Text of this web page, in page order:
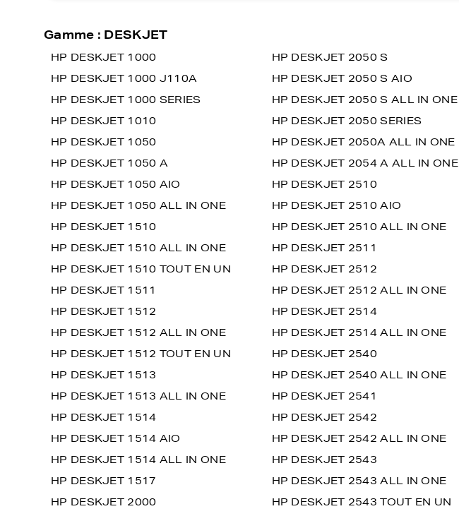
Gamme : DESKJET
HP DESKJET 1000
HP DESKJET 1000 J110A
HP DESKJET 1000 SERIES
HP DESKJET 1010
HP DESKJET 1050
HP DESKJET 1050 A
HP DESKJET 1050 AIO
HP DESKJET 1050 ALL IN ONE
HP DESKJET 1510
HP DESKJET 1510 ALL IN ONE
HP DESKJET 1510 TOUT EN UN
HP DESKJET 1511
HP DESKJET 1512
HP DESKJET 1512 ALL IN ONE
HP DESKJET 1512 TOUT EN UN
HP DESKJET 1513
HP DESKJET 1513 ALL IN ONE
HP DESKJET 1514
HP DESKJET 1514 AIO
HP DESKJET 1514 ALL IN ONE
HP DESKJET 1517
HP DESKJET 2000
HP DESKJET 2050 S
HP DESKJET 2050 S AIO
HP DESKJET 2050 S ALL IN ONE
HP DESKJET 2050 SERIES
HP DESKJET 2050A ALL IN ONE
HP DESKJET 2054 A ALL IN ONE
HP DESKJET 2510
HP DESKJET 2510 AIO
HP DESKJET 2510 ALL IN ONE
HP DESKJET 2511
HP DESKJET 2512
HP DESKJET 2512 ALL IN ONE
HP DESKJET 2514
HP DESKJET 2514 ALL IN ONE
HP DESKJET 2540
HP DESKJET 2540 ALL IN ONE
HP DESKJET 2541
HP DESKJET 2542
HP DESKJET 2542 ALL IN ONE
HP DESKJET 2543
HP DESKJET 2543 ALL IN ONE
HP DESKJET 2543 TOUT EN UN